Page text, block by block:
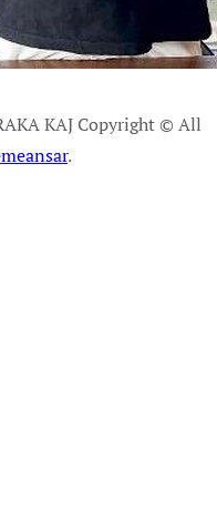
KAJ Copyright © All
.